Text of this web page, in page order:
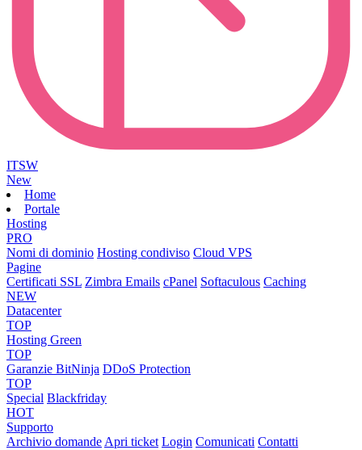
ITSW
New
Home
Portale
Hosting
PRO
Nomi di dominio Hosting condiviso Cloud VPS
Pagine
Certificati SSL Zimbra Emails cPanel Softaculous Caching
NEW
Datacenter
TOP
Hosting Green
TOP
Garanzie BitNinja DDoS Protection
TOP
Special Blackfriday
HOT
Supporto
Archivio domandeApri ticket Login Comunicati Contatti